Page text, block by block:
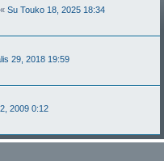
« Su Touko 18, 2025 18:34
29, 2018 19:59
2009 0:12